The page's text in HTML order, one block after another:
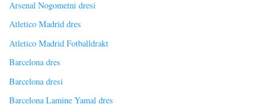
Arsenal Nogometni dresi
Atletico Madrid dres
Atletico Madrid Fotballdrakt
Barcelona dres
Barcelona dresi
Barcelona Lamine Yamal dres